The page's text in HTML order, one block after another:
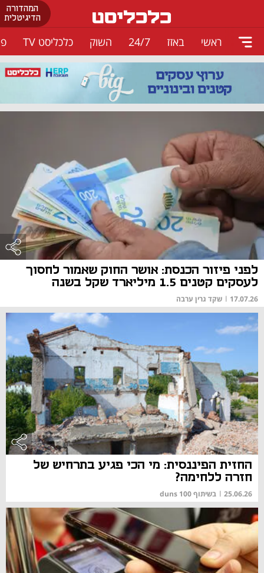
המהדורה
הדיגיטלית
ראשי באזז 24/7 השוק כלכליסט TV
לפני פיזור הכנסת: אושר החוק שאמור לחסוך
לעסקים קטנים 1.5 מיליארד שקל בשנה
17.07.26
| שקד גרין ערבה
החזית הפיננסית: מי הכי פגיע בתרחיש של
חזרה ללחימה?
25.06.26
| בשיתוף duns 100